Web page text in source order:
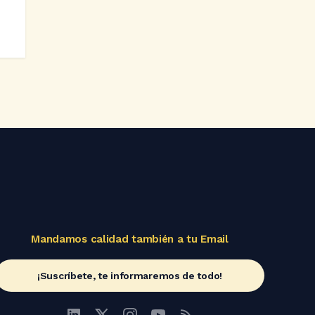
Mandamos calidad también a tu Email
¡Suscríbete, te informaremos de todo!